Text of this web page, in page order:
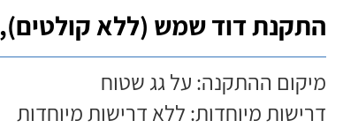
התקנת דוד שמש (ללא קולטים), 80 ליטר
מיקום ההתקנה: על גג שטוח
דרישות מיוחדות: ללא דרישות מיוחדות